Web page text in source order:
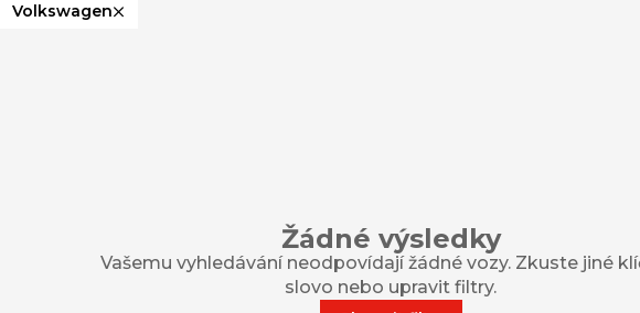
Volkswagen
Žádné výsledky
Vašemu vyhledávání neodpovídají žádné vozy. Zkuste jiné
slovo nebo upravit filtry.